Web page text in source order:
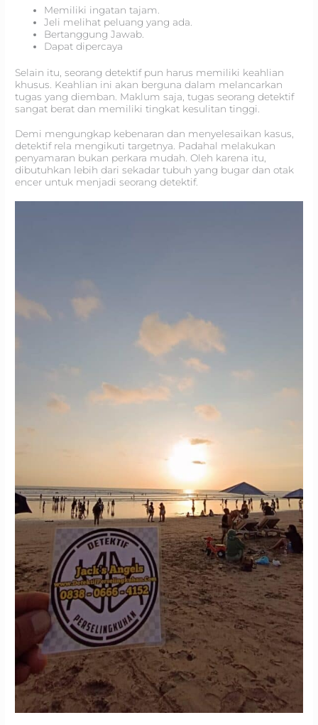
Memiliki ingatan tajam.
Jeli melihat peluang yang ada.
Bertanggung Jawab.
Dapat dipercaya
Selain itu, seorang detektif pun harus memiliki keahlian
khusus. Keahlian ini akan berguna dalam melancarkan
tugas yang diemban. Maklum saja, tugas seorang detektif
sangat berat dan memiliki tingkat kesulitan tinggi.
Demi mengungkap kebenaran dan menyelesaikan kasus,
detektif rela mengikuti targetnya. Padahal melakukan
penyamaran bukan perkara mudah. Oleh karena itu,
dibutuhkan lebih dari sekadar tubuh yang bugar dan otak
encer untuk menjadi seorang detektif.